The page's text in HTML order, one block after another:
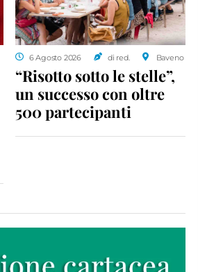
6 Agosto 2026 di red. Baveno
“Risotto sotto le stelle”,
un successo con oltre
500 partecipanti